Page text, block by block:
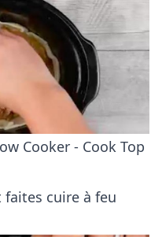
Cooker - Cook Top
cuire à feu